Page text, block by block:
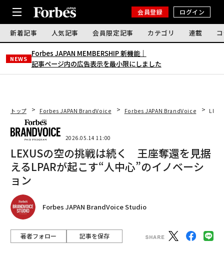
会員登録 ログイン
新着記事 人気記事 会員限定記事 カテゴリ 連載
NEWS
Forbes JAPAN MEMBERSHIP 新機能｜
記事ページ内の広告表示を最小限にしました
トップ Forbes JAPAN BrandVoice Forbes JAPAN BrandVoice
2026.05.14 11:00
LEXUSの空の挑戦は続く 王座奪還を見据
えるLPARが起こす“人中心”のイノベーシ
ョン
Forbes JAPAN BrandVoice Studio
著者フォロー 記事を保存